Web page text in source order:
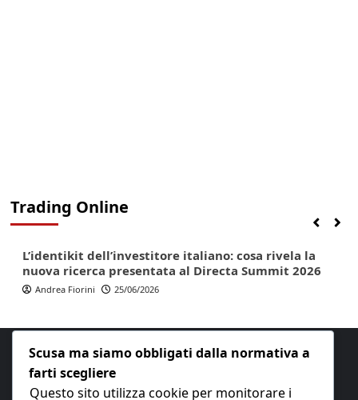
Trading Online
L’identikit dell’investitore italiano: cosa rivela la
nuova ricerca presentata al Directa Summit 2026
Andrea Fiorini 25/06/2026
Scusa ma siamo obbligati dalla normativa a
farti scegliere
Questo sito utilizza cookie per monitorare i